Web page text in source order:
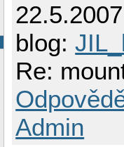
blog:
Re:
Admin